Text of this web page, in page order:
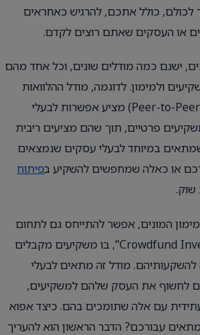
כולל אתכם, להרגיש כאחראים
או העסקים שאתם רוצים לקדם.
ישנם כמה מודלים שונים, וכל אחד מהם
ולמימון. לדוגמה, מודל ההלוואות
בין-אישיות (Peer-to-Peer Lending) מציע אפשרות לבעלי
פרטיים, תוך שהם מציעים ריבית
במיוחד לבעלי עסקים שנמצאים
או כאלה שמחפשים להשקיע בפיתוח
המונים, אפשר להתייחס גם לתחום
העונה על כינוי "Crowdfund Investing", בו משקיעים מקבלים
מודל זה מתאים לבעלי
לחשוף את העסק שלהם למשקיעים,
עם אלה שתומכים בהם. כיצד אפוא
עבורכם? הדבר הראשון הוא להעריך